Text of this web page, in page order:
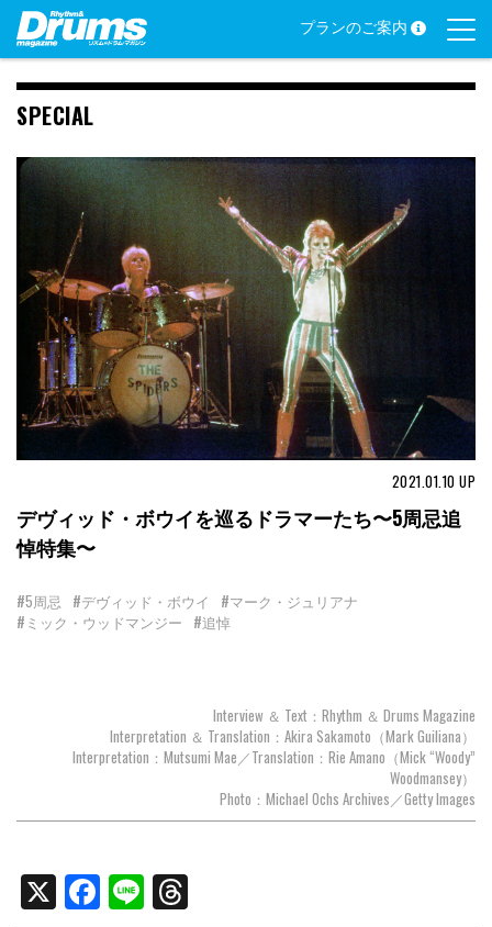
Skip
content
プランのご案内
SPECIAL
2021.01.10 UP
デヴィッド・ボウイを巡るドラマーたち〜5周忌追
悼特集〜
#5周忌 #デヴィッド・ボウイ
#マーク・ジュリアナ
#ミック・ウッドマンジー #追悼
Interview ＆ Text：Rhythm ＆ Drums Magazine
Interpretation ＆ Translation：Akira Sakamoto（Mark Guiliana）
Interpretation：Mutsumi Mae／Translation：Rie Amano（Mick “Woody”
Woodmansey）
Photo：Michael Ochs Archives／Getty Images
X Facebook
Line